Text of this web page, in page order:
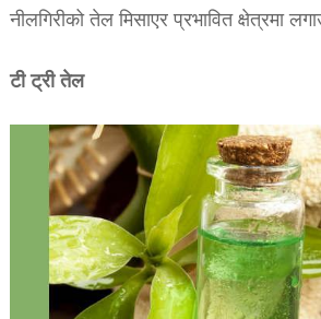
नीलगिरीको तेल मिसाएर प्रभावित क्षेत्रमा
टी ट्री तेल